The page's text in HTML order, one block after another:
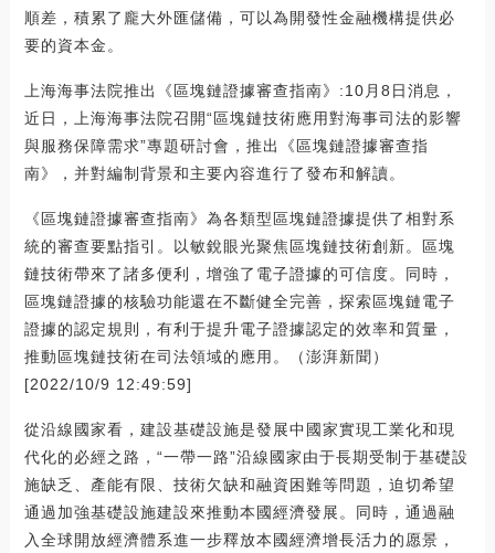
順差，積累了龐大外匯儲備，可以為開發性金融機構提供必
要的資本金。
上海海事法院推出《區塊鏈證據審查指南》:10月8日消息，
近日，上海海事法院召開“區塊鏈技術應用對海事司法的影響
與服務保障需求”專題研討會，推出《區塊鏈證據審查指
南》，并對編制背景和主要內容進行了發布和解讀。
《區塊鏈證據審查指南》為各類型區塊鏈證據提供了相對系
統的審查要點指引。以敏銳眼光聚焦區塊鏈技術創新。區塊
鏈技術帶來了諸多便利，增強了電子證據的可信度。同時，
區塊鏈證據的核驗功能還在不斷健全完善，探索區塊鏈電子
證據的認定規則，有利于提升電子證據認定的效率和質量，
推動區塊鏈技術在司法領域的應用。（澎湃新聞）
[2022/10/9 12:49:59]
從沿線國家看，建設基礎設施是發展中國家實現工業化和現
代化的必經之路，“一帶一路”沿線國家由于長期受制于基礎設
施缺乏、產能有限、技術欠缺和融資困難等問題，迫切希望
通過加強基礎設施建設來推動本國經濟發展。同時，通過融
入全球開放經濟體系進一步釋放本國經濟增長活力的愿景，